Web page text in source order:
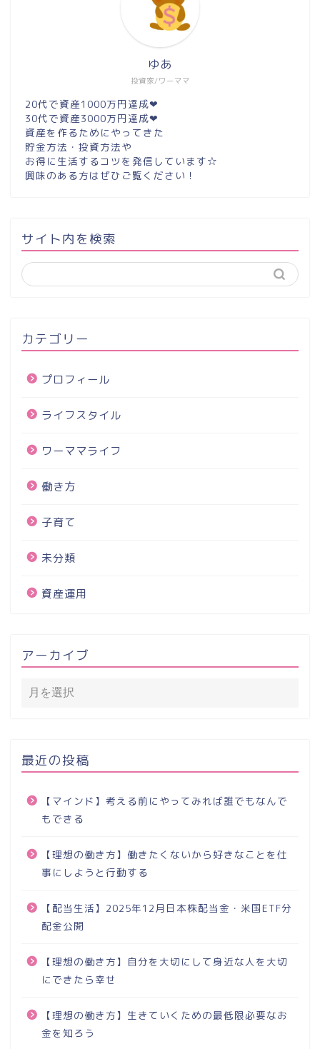
投資家/ワーママ
ゆあ
20代で資産1000万円達成❤︎
30代で資産3000万円達成❤︎
資産を作るためにやってきた
貯金方法・投資方法や
お得に生活するコツを発信しています☆
興味のある方はぜひご覧ください！
サイト内を検索
カテゴリー
プロフィール
ライフスタイル
ワーママライフ
働き方
子育て
未分類
資産運用
アーカイブ
最近の投稿
【マインド】考える前にやってみれば誰でもなんで
もできる
【理想の働き方】働きたくないから好きなことを仕
事にしようと行動する
【配当生活】2025年12月日本株配当金・米国ETF分
配金公開
【理想の働き方】自分を大切にして身近な人を大切
にできたら幸せ
【理想の働き方】生きていくための最低限必要なお
金を知ろう